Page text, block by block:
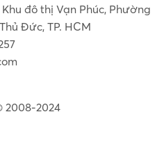
đô thị Vạn Phúc, Phường
Đức, TP. HCM
2008-2024